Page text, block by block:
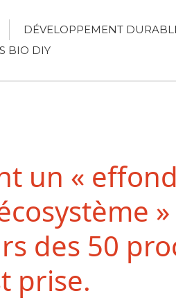
DÉVELOPPEMENT
BIO DIY
un «
des 50
prise.